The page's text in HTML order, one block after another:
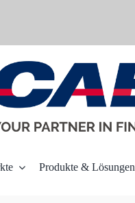
Produkte & Lösungen